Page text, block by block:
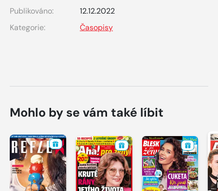
Publikováno:
12.12.2022
Kategorie:
Časopisy
Mohlo by se vám také líbit